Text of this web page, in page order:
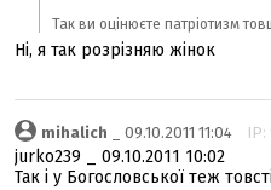
Так ви оцінюєте патріотизм
Ні, я так розрізняю жінок
mihalich _ 09.10.2011 11:04 IP:
jurko239 _ 09.10.2011 10:02
Так і у Богословської теж